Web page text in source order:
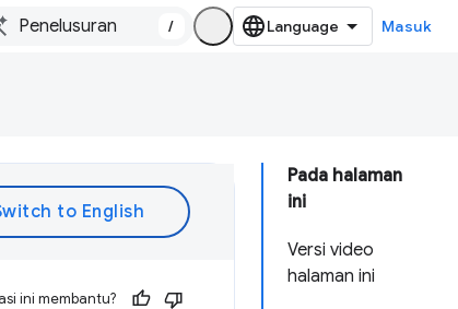
/ Masuk
Pada halaman
ini
Versi video
halaman ini
ini membantu?